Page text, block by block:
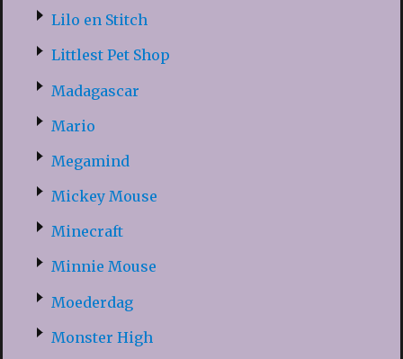
Lilo en Stitch
Littlest Pet Shop
Madagascar
Mario
Megamind
Mickey Mouse
Minecraft
Minnie Mouse
Moederdag
Monster High